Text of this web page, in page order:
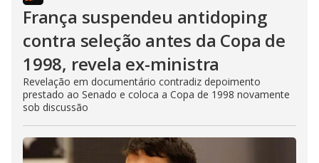
França suspendeu antidoping
contra seleção antes da Copa de
1998, revela ex-ministra
Revelação em documentário contradiz depoimento
prestado ao Senado e coloca a Copa de 1998 novamente
sob discussão